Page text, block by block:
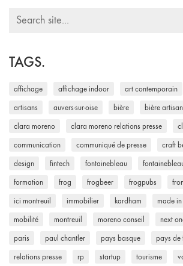
Search
TAGS.
affichage affichage indoor art contemporain
artisans auvers-sur-oise bière bière
clara moreno clara moreno relations presse
communication communiqué de presse craft
design fintech fontainebleau
formation frog frogbeer frogpubs
ici montreuil immobilier kardham made
mobilité montreuil moreno conseil next
paris paul chantler pays basque pays de
relations presse rp startup tourisme